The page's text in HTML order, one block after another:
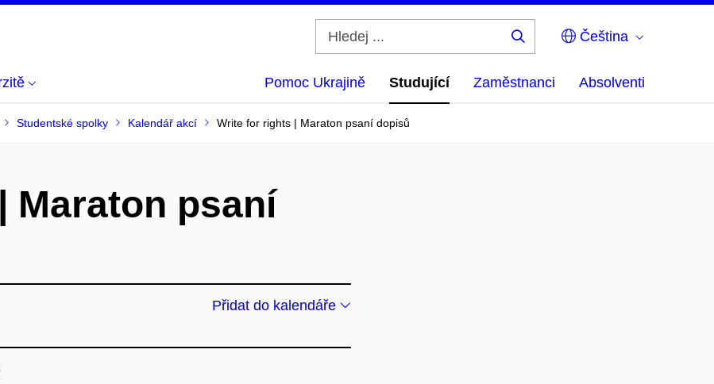
Čeština
Pomoc Ukrajině Studující Zaměstnanci Absolventi
Studentské spolky Kalendář akcí Write for rights | Maraton psaní dopisů
Maraton psaní
Přidat do kalendáře